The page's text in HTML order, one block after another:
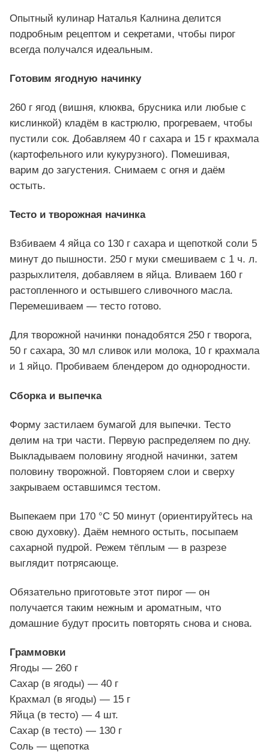
Опытный кулинар Наталья Калнина делится
подробным рецептом и секретами, чтобы пирог
всегда получался идеальным.
Готовим ягодную начинку
260 г ягод (вишня, клюква, брусника или любые с
кислинкой) кладём в кастрюлю, прогреваем, чтобы
пустили сок. Добавляем 40 г сахара и 15 г крахмала
(картофельного или кукурузного). Помешивая,
варим до загустения. Снимаем с огня и даём
остыть.
Тесто и творожная начинка
Взбиваем 4 яйца со 130 г сахара и щепоткой соли 5
минут до пышности. 250 г муки смешиваем с 1 ч. л.
разрыхлителя, добавляем в яйца. Вливаем 160 г
растопленного и остывшего сливочного масла.
Перемешиваем — тесто готово.
Для творожной начинки понадобятся 250 г творога,
50 г сахара, 30 мл сливок или молока, 10 г крахмала
и 1 яйцо. Пробиваем блендером до однородности.
Сборка и выпечка
Форму застилаем бумагой для выпечки. Тесто
делим на три части. Первую распределяем по дну.
Выкладываем половину ягодной начинки, затем
половину творожной. Повторяем слои и сверху
закрываем оставшимся тестом.
Выпекаем при 170 °C 50 минут (ориентируйтесь на
свою духовку). Даём немного остыть, посыпаем
сахарной пудрой. Режем тёплым — в разрезе
выглядит потрясающе.
Обязательно приготовьте этот пирог — он
получается таким нежным и ароматным, что
домашние будут просить повторять снова и снова.
Граммовки
Ягоды — 260 г
Сахар (в ягоды) — 40 г
Крахмал (в ягоды) — 15 г
Яйца (в тесто) — 4 шт.
Сахар (в тесто) — 130 г
Соль — щепотка